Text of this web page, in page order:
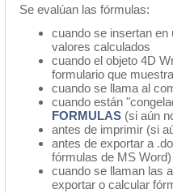
Se evalúan las fórmulas:
cuando se insertan en
valores calculados
cuando el objeto 4D
formulario que
cuando se llama al
cuando están
FORMULAS (si aún
antes de imprimir (si
antes de exportar a
fórmulas de MS Word)
cuando se llaman las
exportar o calcular